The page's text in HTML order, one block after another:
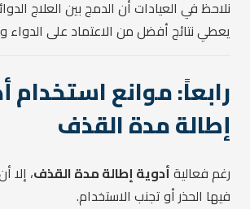
نلاحظ في العيادات أن الدمج بين العلاج
يعطي نتائج أفضل من الاعتماد على الدواء
رابعاً: موانع استخدام
إطالة مدة القذف
رغم فعاليةأدوية إطالة مدة القذف، إلا
فيها الحذر أو تجنب الاستخدام.